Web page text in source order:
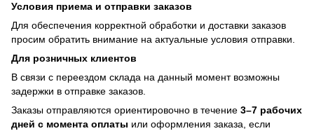
Условия приема и отправки заказов
Для обеспечения корректной обработки и доставки заказов
просим обратить внимание на актуальные условия отправки.
Для розничных клиентов
В связи с переездом склада на данный момент возможны
задержки в отправке заказов.
Заказы отправляются ориентировочно в течение 3–7 рабочих
дней с момента оплаты или оформления заказа, если